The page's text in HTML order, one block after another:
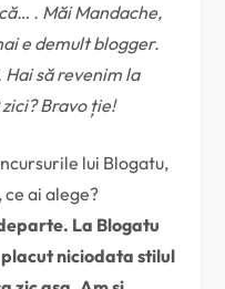
. Măi Mandache,
e demult blogger.
să revenim la
Bravo ție!
lui Blogatu,
ai alege?
La Blogatu
niciodata stilul